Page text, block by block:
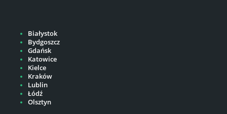
Białystok
Bydgoszcz
Gdańsk
Katowice
Kielce
Kraków
Lublin
Łódź
Olsztyn